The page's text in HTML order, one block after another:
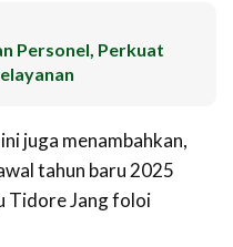
Personel, Perkuat
juga menambahkan,
tahun baru 2025
Tidore Jang foloi